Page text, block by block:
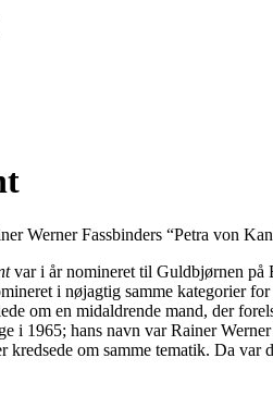
Werner Fassbinders “Petra von
var i år nomineret til Guldbjørnen på
i nøjagtig samme kategorier
om en midaldrende mand, der
i 1965; hans navn var Rainer
kredsede om samme tematik. Da